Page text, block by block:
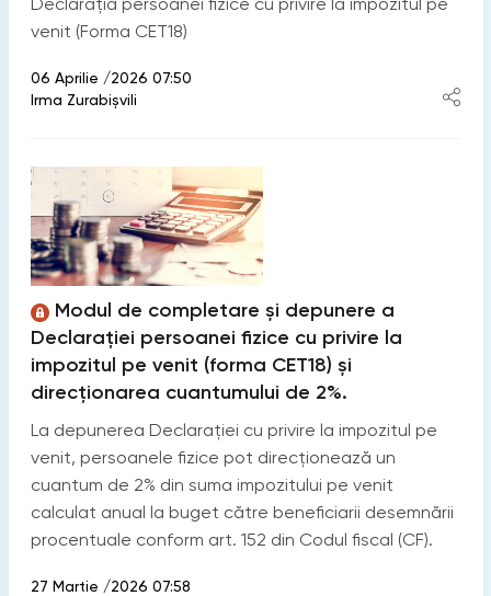
venit (Forma CET18)
06 Aprilie /2026 07:50
Irma Zurabișvili
Modul de completare și depunere a
Declarației persoanei fizice cu privire la
impozitul pe venit (forma CET18) și
direcționarea cuantumului de 2%.
La depunerea Declarației cu privire la impozitul pe
venit, persoanele fizice pot direcționează un
cuantum de 2% din suma impozitului pe venit
calculat anual la buget către beneficiarii desemnării
procentuale conform art. 152 din Codul fiscal (CF).
27 Martie /2026 07:58